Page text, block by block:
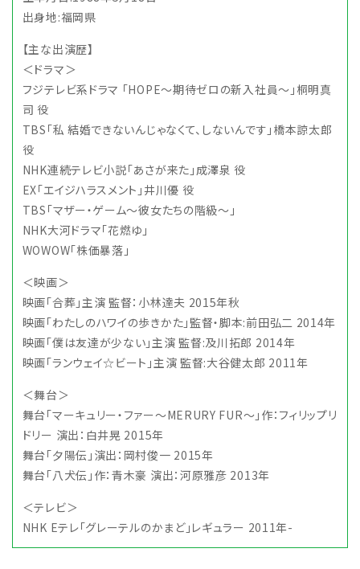
出身地:福岡県
【主な出演歴】
＜ドラマ＞
フジテレビ系ドラマ 「HOPE～期待ゼロの新入社員～」桐明真
司 役
TBS「私 結婚できないんじゃなくて、しないんです」橋本諒太郎
役
NHK連続テレビ小説「あさが来た」成澤泉 役
EX「エイジハラスメント」井川優 役
TBS「マザー・ゲーム～彼女たちの階級～」
NHK大河ドラマ「花燃ゆ」
WOWOW「株価暴落」
＜映画＞
映画「合葬」主演 監督：小林達夫 2015年秋
映画「わたしのハワイの歩きかた」監督・脚本:前田弘二 2014年
映画「僕は友達が少ない」主演 監督:及川拓郎 2014年
映画「ランウェイ☆ビート」主演 監督:大谷健太郎 2011年
＜舞台＞
舞台「マーキュリー・ファー～MERURY FUR～」作：フィリップリ
ドリー 演出：白井晃 2015年
舞台「夕陽伝」演出：岡村俊一 2015年
舞台「八犬伝」作：青木豪 演出：河原雅彦 2013年
＜テレビ＞
NHK Eテレ「グレーテルのかまど」レギュラー 2011年-